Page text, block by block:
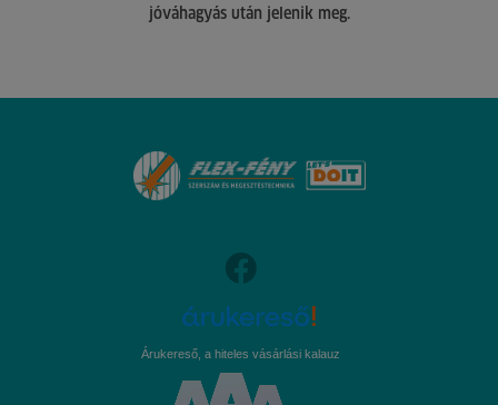
jóváhagyás után jelenik meg.
Árukereső, a hiteles vásárlási kalauz